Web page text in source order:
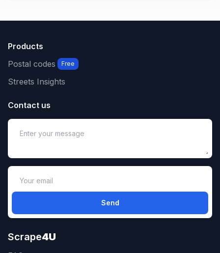
Scrape4U
Products
Postal codes
Free
Streets Insights
Contact us
Send